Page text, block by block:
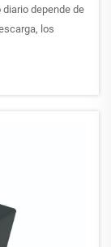
diario depende de
los
la química
variables